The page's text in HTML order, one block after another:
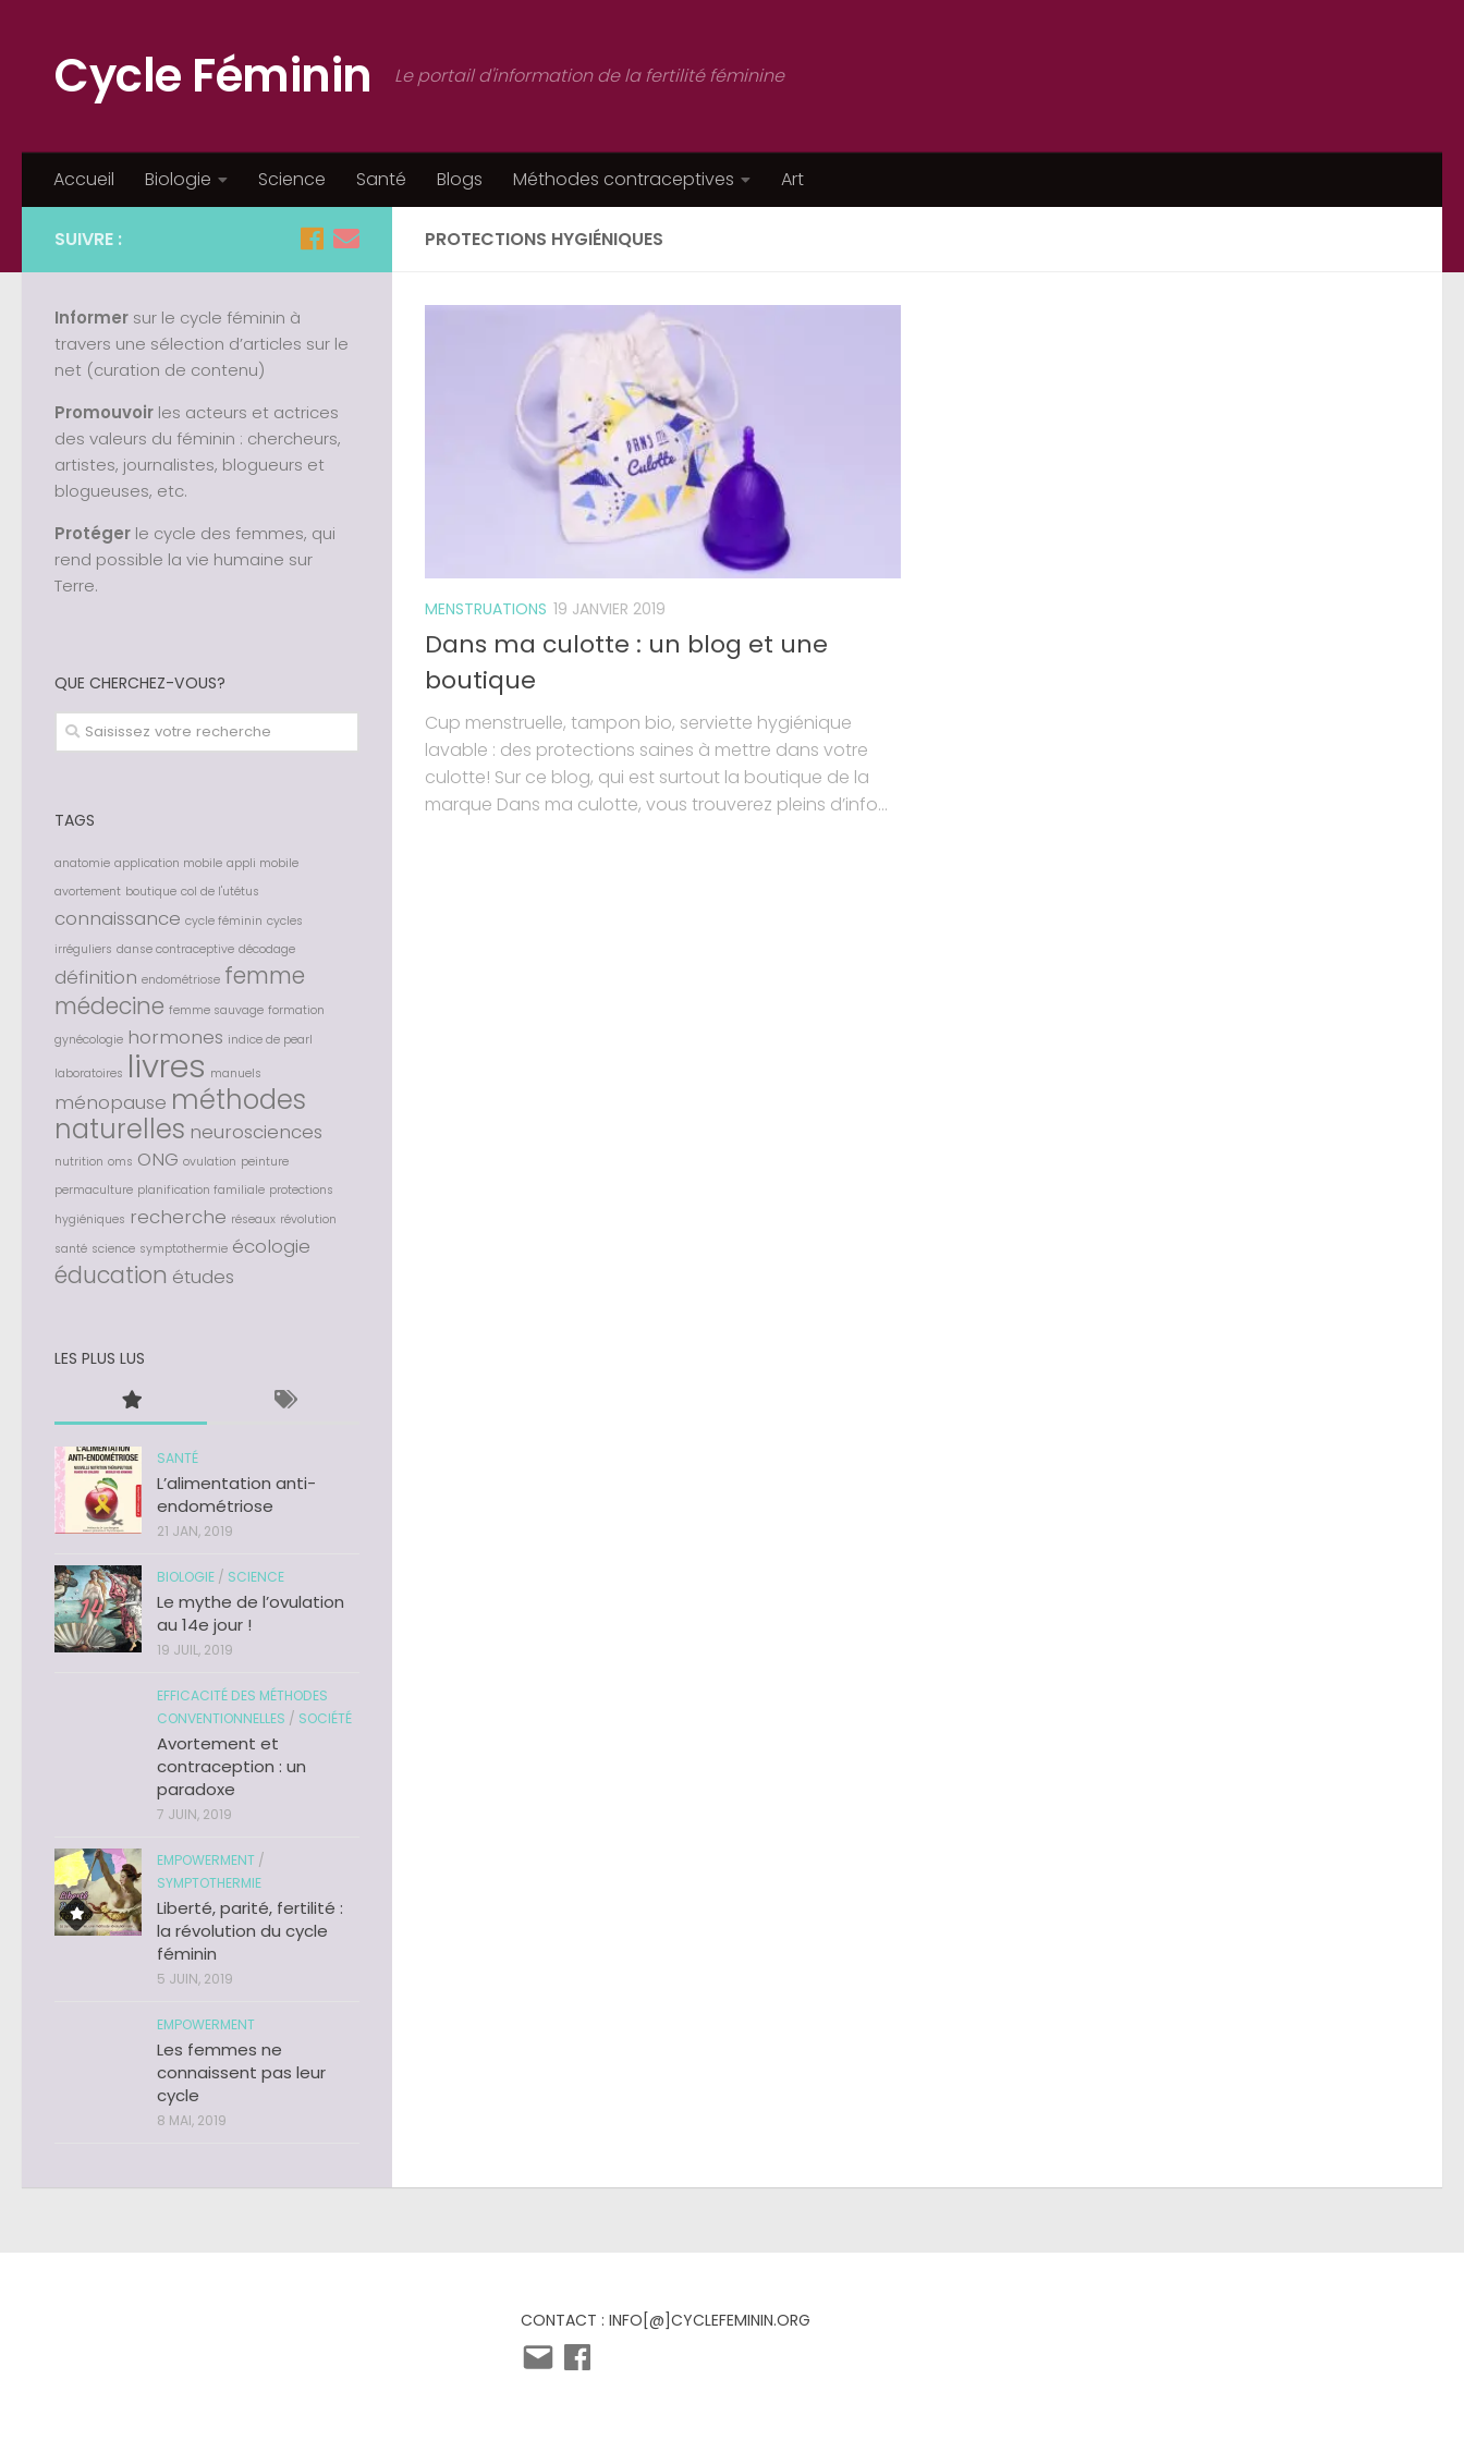
Cycle Féminin Le portail d'information de la fertilité féminine
Accueil Biologie Science Santé Blogs Méthodes contraceptives Art
PROTECTIONS HYGIÉNIQUES
MENSTRUATIONS 19 JANVIER 2019
Dans ma culotte : un blog et une
boutique
Cup menstruelle, tampon bio, serviette hygiénique
lavable : des protections saines à mettre dans votre
culotte! Sur ce blog, qui est surtout la boutique de la
marque Dans ma culotte, vous trouverez pleins d’info...
SUIVRE :
Informer sur le cycle féminin à
travers une sélection d’articles sur le
net (curation de contenu)
Promouvoir les acteurs et actrices
des valeurs du féminin : chercheurs,
artistes, journalistes, blogueurs et
blogueuses, etc.
Protéger le cycle des femmes, qui
rend possible la vie humaine sur
Terre.
QUE CHERCHEZ-VOUS?
TAGS
anatomie application mobile appli mobile
avortement boutique col de l'utétus
connaissance cycle féminin cycles
irréguliers danse contraceptive décodage
définition endométriose femme
médecine femme sauvage formation
gynécologie hormones indice de pearl
laboratoires livres manuels
ménopause méthodes
naturelles neurosciences
nutrition oms ONG ovulation peinture
permaculture planification familiale protections
hygiéniques recherche réseaux révolution
santé science symptothermie écologie
éducation études
LES PLUS LUS
SANTÉ
L’alimentation anti-
endométriose
21 JAN, 2019
BIOLOGIE / SCIENCE
Le mythe de l’ovulation
au 14e jour !
19 JUIL, 2019
EFFICACITÉ DES MÉTHODES
CONVENTIONNELLES / SOCIÉTÉ
Avortement et
contraception : un
paradoxe
7 JUIN, 2019
EMPOWERMENT /
SYMPTOTHERMIE
Liberté, parité, fertilité :
la révolution du cycle
féminin
5 JUIN, 2019
EMPOWERMENT
Les femmes ne
connaissent pas leur
cycle
8 MAI, 2019
CONTACT : INFO[@]CYCLEFEMININ.ORG
E-
mail
Facebook